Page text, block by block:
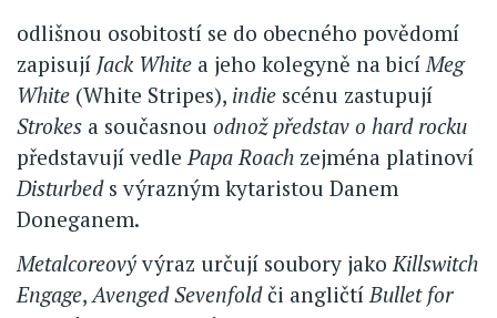
odlišnou osobitostí se do obecného povědomí
zapisují Jack White a jeho kolegyně na bicíMeg
White (White Stripes), indie scénu zastupují
Strokes a současnou odnož představ o hard rocku
představují vedlePapa Roach zejména platinoví
Disturbeds výrazným kytaristou Danem
Doneganem.
Metalcoreový výraz určují soubory jakoKillswitch
Engage,Avenged Sevenfoldči angličtíBullet for